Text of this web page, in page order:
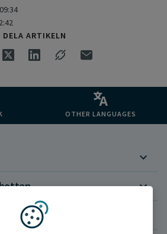
DELA ARTIKELN
OTHER LANGUAGES
Vi använder kakor